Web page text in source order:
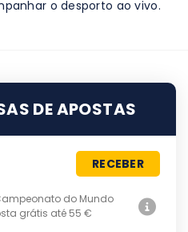
o desporto ao vivo.
DE APOSTAS
RECEBER
do Mundo
grátis até 55 €